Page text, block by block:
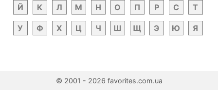
Й К Л М Н О П Р С Т
У Ф Х Ц Ч Ш Щ Э Ю Я
© 2001 - 2026 favorites.com.ua